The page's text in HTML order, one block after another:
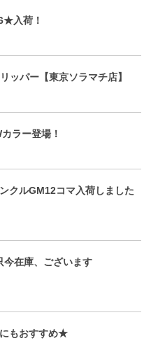
入荷！
ッパー【東京ソラマチ店】
ラー登場！
クルGM12コマ入荷しました
今在庫、ございます
にもおすすめ★